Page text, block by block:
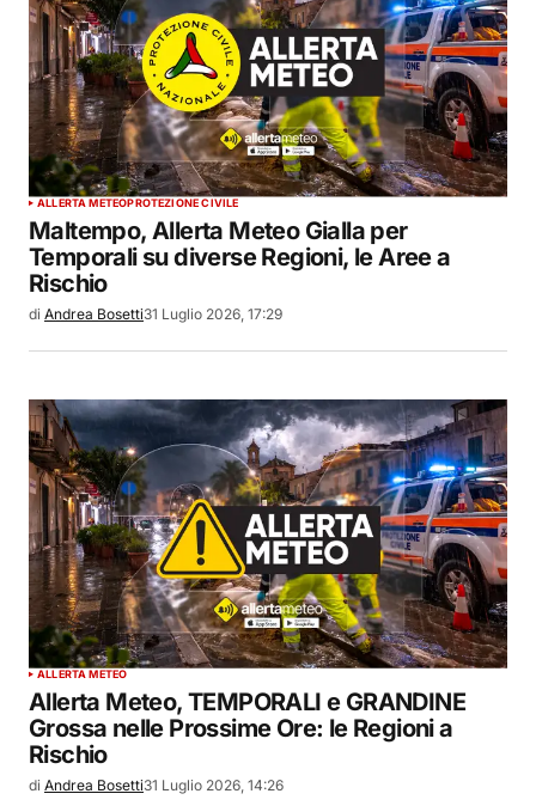
ALLERTA METEOPROTEZIONE CIVILE
Maltempo, Allerta Meteo Gialla per
Temporali su diverse Regioni, le Aree a
Rischio
di Andrea Bosetti31 Luglio 2026, 17:29
ALLERTA METEO
Allerta Meteo, TEMPORALI e GRANDINE
Grossa nelle Prossime Ore: le Regioni a
Rischio
di Andrea Bosetti31 Luglio 2026, 14:26